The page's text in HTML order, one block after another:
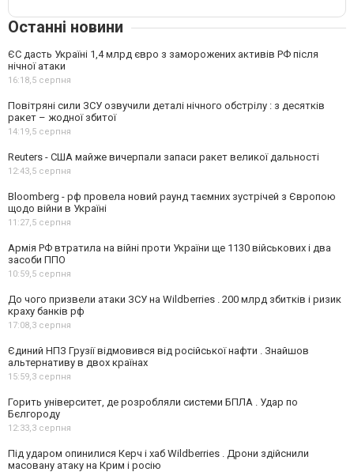
Останні новини
ЄС дасть Україні 1,4 млрд євро з заморожених активів РФ після
нічної атаки
16:18,5 серпня
Повітряні сили ЗСУ озвучили деталі нічного обстрілу : з десятків
ракет – жодної збитої
14:19,5 серпня
Reuters - США майже вичерпали запаси ракет великої дальності
12:43,5 серпня
Bloomberg - рф провела новий раунд таємних зустрічей з Європою
щодо війни в Україні
11:27,5 серпня
Армія РФ втратила на війні проти України ще 1130 військових і два
засоби ППО
10:59,5 серпня
До чого призвели атаки ЗСУ на Wildberries . 200 млрд збитків і ризик
краху банків рф
17:08,3 серпня
Єдиний НПЗ Грузії відмовився від російської нафти . Знайшов
альтернативу в двох країнах
15:59,3 серпня
Горить університет, де розробляли системи БПЛА . Удар по
Бєлгороду
12:33,3 серпня
Під ударом опинилися Керч і хаб Wildberries . Дрони здійснили
масовану атаку на Крим і росію